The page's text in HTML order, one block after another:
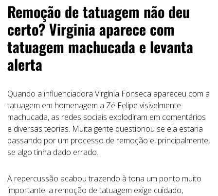
Remoção de tatuagem não deu
certo? Virginia aparece com
tatuagem machucada e levanta
alerta
Quando a influenciadora Virgínia Fonseca apareceu com a
tatuagem em homenagem a Zé Felipe visivelmente
machucada, as redes sociais explodiram em comentários
e diversas teorias. Muita gente questionou se ela estaria
passando por um processo de remoção e, principalmente,
se algo tinha dado errado.
A repercussão acabou trazendo à tona um ponto muito
importante: a remoção de tatuagem exige cuidado,